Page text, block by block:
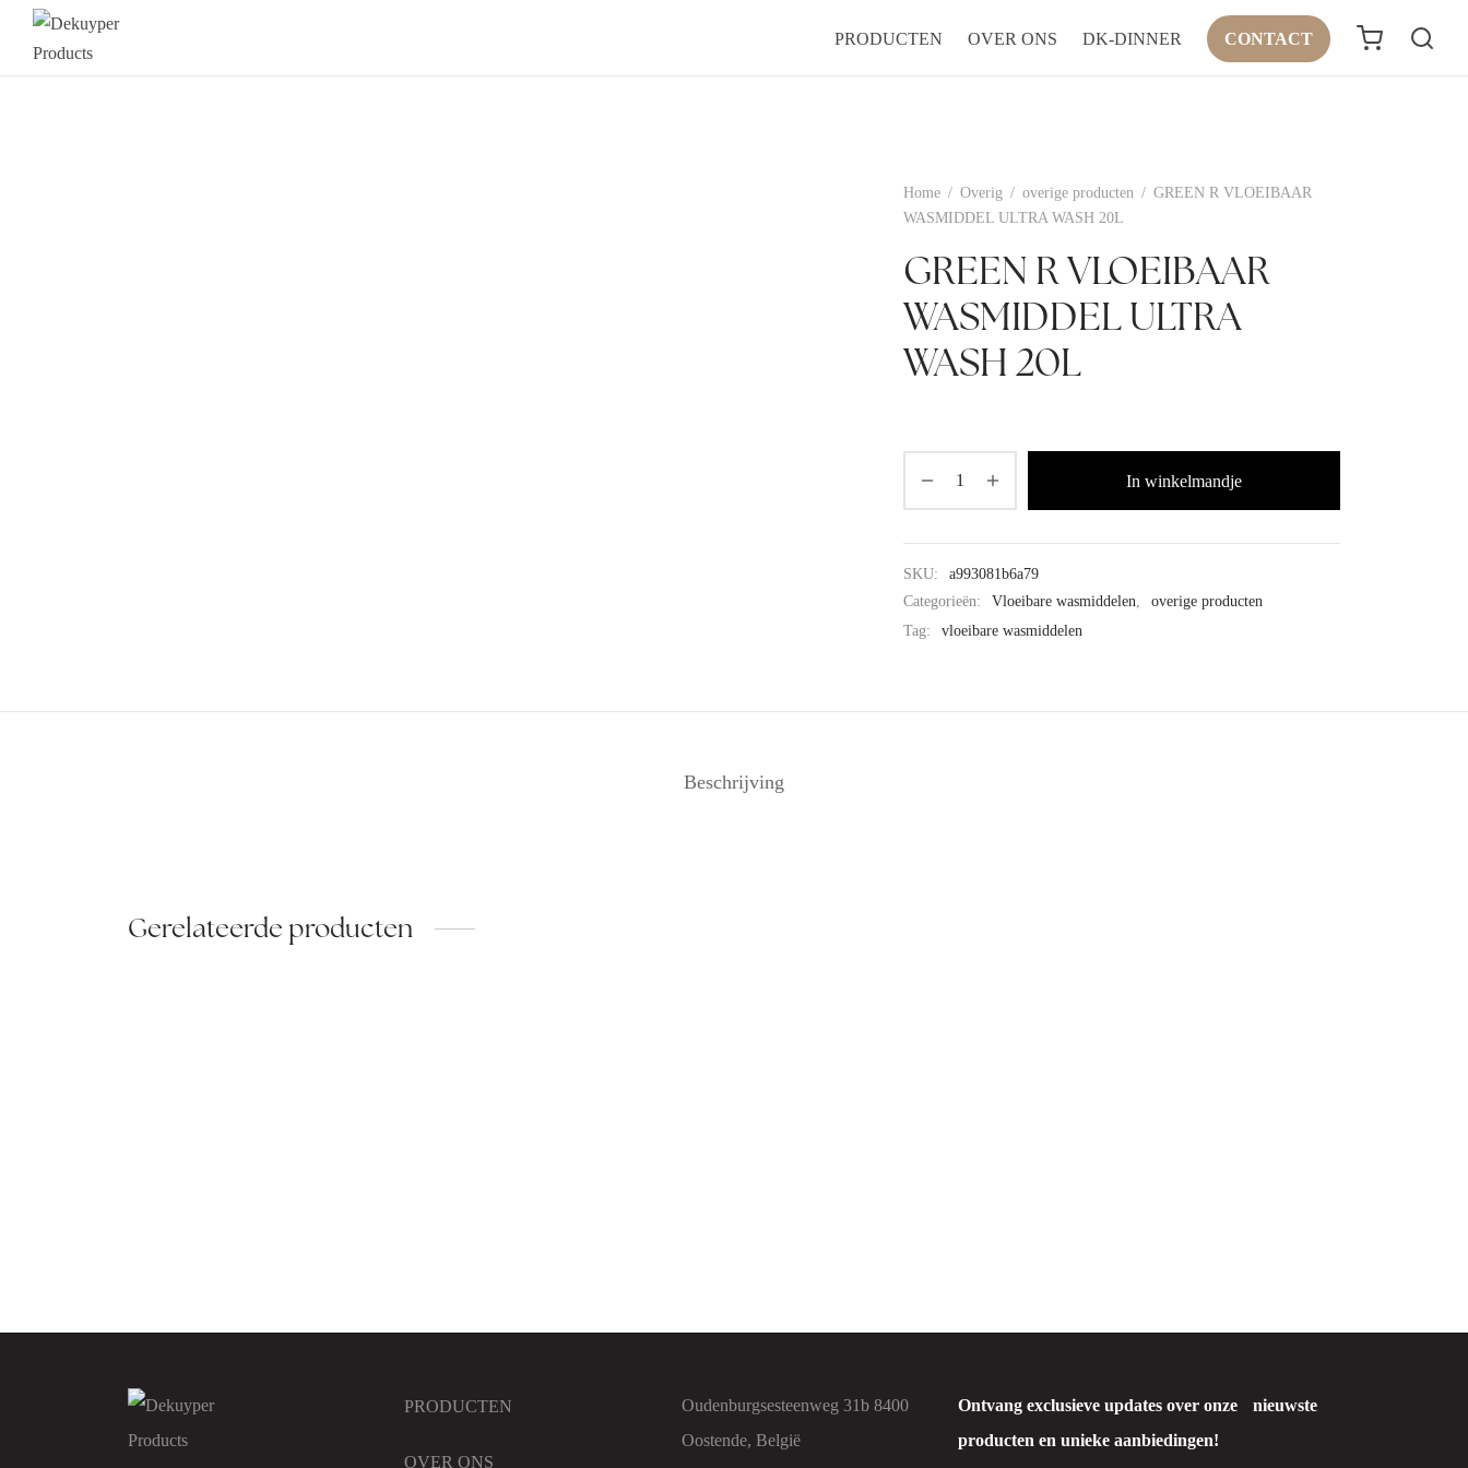
PRODUCTEN OVER ONS DK-DINNER CONTACT
Home / Overig / overige producten / GREEN R VLOEIBAAR
WASMIDDEL ULTRA WASH 20L
GREEN R VLOEIBAAR
WASMIDDEL ULTRA
WASH 20L
In winkelmandje
SKU:
a993081b6a79
Categorieën:
Vloeibare wasmiddelen,
overige producten
Tag:
vloeibare wasmiddelen
Beschrijving
Gerelateerde producten
Ontvang exclusieve updates over onze nieuwste
producten en unieke aanbiedingen!
PRODUCTEN
OVER ONS
Oudenburgsesteenweg 31b 8400
Oostende, België